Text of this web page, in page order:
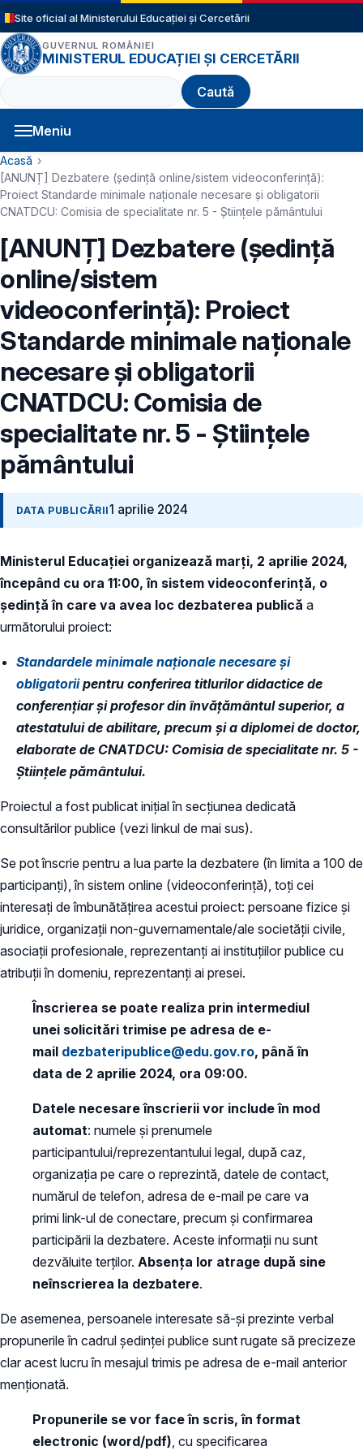
Sari la conținutul principal
Site oficial al Ministerului Educației și Cercetării
GUVERNUL ROMÂNIEI
MINISTERUL EDUCAȚIEI ȘI CERCETĂRII
Caută
Meniu
Navigație principală
Cale de navigare
Acasă
[ANUNȚ] Dezbatere (ședință online/sistem videoconferință):
Proiect Standarde minimale naționale necesare și obligatorii
CNATDCU: Comisia de specialitate nr. 5 - Științele pământului
[ANUNȚ] Dezbatere (ședință
online/sistem
videoconferință): Proiect
Standarde minimale naționale
necesare și obligatorii
CNATDCU: Comisia de
specialitate nr. 5 - Științele
pământului
DATA PUBLICĂRII1 aprilie 2024
Ministerul Educației organizează marți, 2 aprilie 2024,
începând cu ora 11:00, în sistem videoconferință, o
ședință în care va avea loc dezbaterea publică a
următorului proiect:
Standardele minimale naționale necesare și
obligatoriipentru conferirea titlurilor didactice de
conferențiar și profesor din învățământul superior, a
atestatului de abilitare, precum și a diplomei de doctor,
elaborate de CNATDCU: Comisia de specialitate nr. 5 -
Științele pământului.
Proiectul a fost publicat inițial în secțiunea dedicată
consultărilor publice (vezi linkul de mai sus).
Se pot înscrie pentru a lua parte la dezbatere (în limita a 100 de
participanți), în sistem online (videoconferință), toți cei
interesați de îmbunătățirea acestui proiect: persoane fizice și
juridice, organizații non-guvernamentale/ale societății civile,
asociații profesionale, reprezentanți ai instituțiilor publice cu
atribuții în domeniu, reprezentanți ai presei.
Înscrierea se poate realiza prin intermediul
unei solicitări trimise pe adresa de e-
mail dezbateripublice@edu.gov.ro, până în
data de 2 aprilie 2024, ora 09:00.
Datele necesare înscrierii vor include în mod
automat: numele și prenumele
participantului/reprezentantului legal, după caz,
organizația pe care o reprezintă, datele de contact,
numărul de telefon, adresa de e-mail pe care va
primi link-ul de conectare, precum și confirmarea
participării la dezbatere. Aceste informații nu sunt
dezvăluite terților. Absența lor atrage după sine
neînscrierea la dezbatere.
De asemenea, persoanele interesate să-și prezinte verbal
propunerile în cadrul ședinței publice sunt rugate să precizeze
clar acest lucru în mesajul trimis pe adresa de e-mail anterior
menționată.
Propunerile se vor face în scris, în format
electronic (word/pdf) , cu specificarea